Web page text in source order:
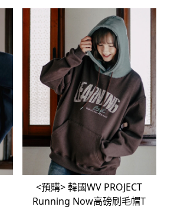
<預購> 韓國WV PROJECT
Running Now高磅刷毛帽T